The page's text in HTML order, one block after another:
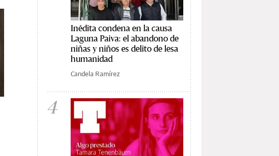
Inédita condena en la causa
Laguna Paiva: el abandono de
niñas y niños es delito de lesa
humanidad
Candela Ramírez
4